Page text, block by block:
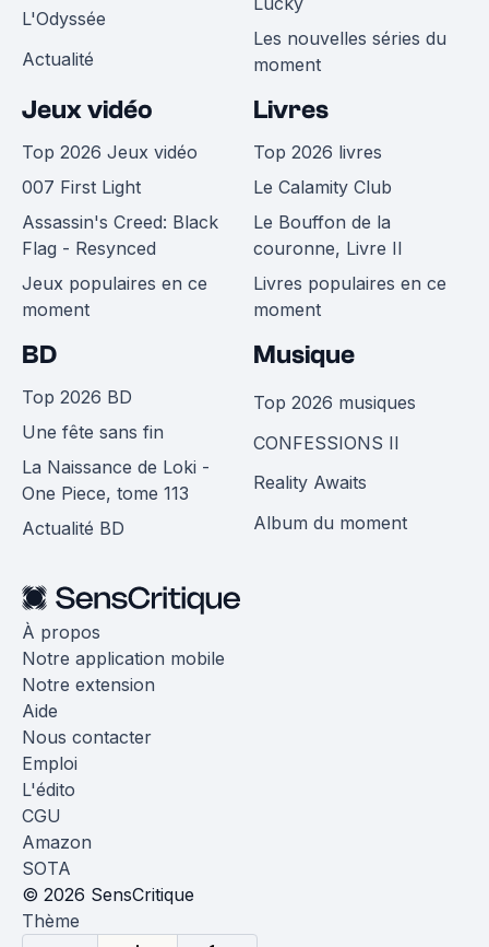
L'Odyssée
Actualité
Les nouvelles séries du
moment
Jeux vidéo
Top 2026 Jeux vidéo
007 First Light
Assassin's Creed: Black
Flag - Resynced
Jeux populaires en ce
moment
Livres
Top 2026 livres
Le Calamity Club
Le Bouffon de la
couronne, Livre II
Livres populaires en ce
moment
BD
Top 2026 BD
Une fête sans fin
La Naissance de Loki -
One Piece, tome 113
Actualité BD
Musique
Top 2026 musiques
CONFESSIONS II
Reality Awaits
Album du moment
À propos
Notre application mobile
Notre extension
Aide
Nous contacter
Emploi
L'édito
CGU
Amazon
SOTA
© 2026 SensCritique
Thème